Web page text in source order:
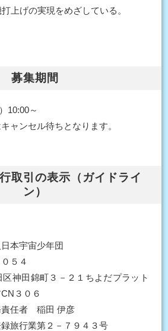
上げの実現をめざしている。
募集期間
10:00～
ャンセル待ちとなります。
取引の表示（ガイドライ
ン）
日本宇宙少年団
５４
田錦町３－２１ちよだプラット
３０６
責任者 稲田 伊彦
録旅行業第２－７９４３号